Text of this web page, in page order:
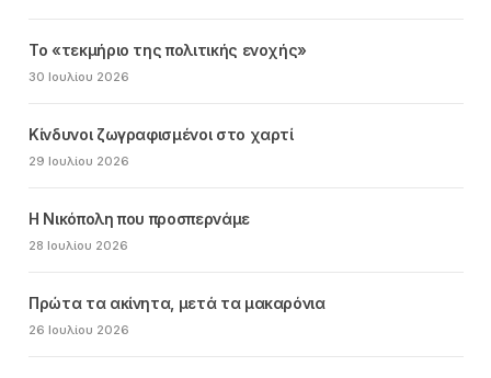
Το «τεκμήριο της πολιτικής ενοχής»
30 Ιουλίου 2026
Κίνδυνοι ζωγραφισμένοι στο χαρτί
29 Ιουλίου 2026
Η Νικόπολη που προσπερνάμε
28 Ιουλίου 2026
Πρώτα τα ακίνητα, μετά τα μακαρόνια
26 Ιουλίου 2026